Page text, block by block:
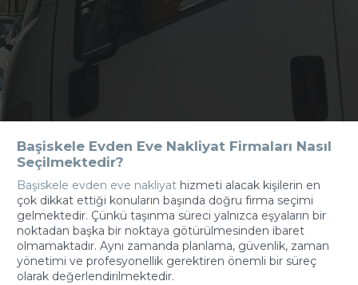
Başiskele Evden Eve Nakliyat Firmaları Nasıl
Seçilmektedir?
Başiskele evden eve nakliyat hizmeti alacak kişilerin en
çok dikkat ettiği konuların başında doğru firma seçimi
gelmektedir. Çünkü taşınma süreci yalnızca eşyaların bir
noktadan başka bir noktaya götürülmesinden ibaret
olmamaktadır. Aynı zamanda planlama, güvenlik, zaman
yönetimi ve profesyonellik gerektiren önemli bir süreç
olarak değerlendirilmektedir.